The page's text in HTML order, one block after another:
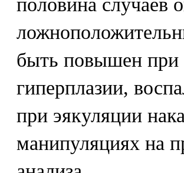
половина случаев
быть повышен при
гиперплазии,
при эякуляции
манипуляциях на